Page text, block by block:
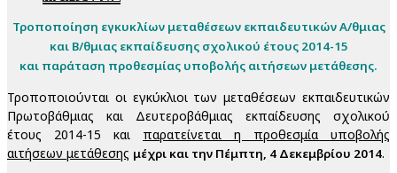
Τροποποίηση εγκυκλίων μεταθέσεων εκπαιδευτικών Α/θμιας
και Β/θμιας εκπαίδευσης σχολικού έτους 2014-15
και παράταση προθεσμίας υποβολής αιτήσεων μετάθεσης.
Τροποποιούνται οι εγκύκλιοι των μεταθέσεων εκπαιδευτικών
Πρωτοβάθμιας και Δευτεροβάθμιας εκπαίδευσης σχολικού
έτους 2014-15 και παρατείνεται η προθεσμία υποβολής
αιτήσεων μετάθεσης μέχρι και την Πέμπτη, 4 Δεκεμβρίου 2014.